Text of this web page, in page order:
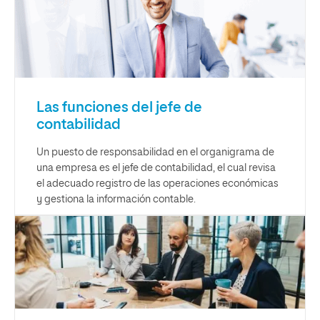
Las funciones del jefe de
contabilidad
Un puesto de responsabilidad en el organigrama de
una empresa es el jefe de contabilidad, el cual revisa
el adecuado registro de las operaciones económicas
y gestiona la información contable.